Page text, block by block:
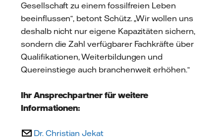
Gesellschaft zu einem fossilfreien Leben
beeinflussen“, betont Schütz. „Wir wollen uns
deshalb nicht nur eigene Kapazitäten sichern,
sondern die Zahl verfügbarer Fachkräfte über
Qualifikationen, Weiterbildungen und
Quereinstiege auch branchenweit erhöhen.“
Ihr Ansprechpartner für weitere
Informationen:
Dr. Christian Jekat